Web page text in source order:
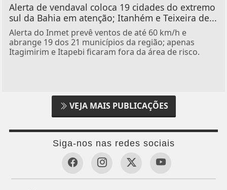
Alerta de vendaval coloca 19 cidades do extremo
sul da Bahia em atenção; Itanhém e Teixeira de...
Alerta do Inmet prevê ventos de até 60 km/h e
abrange 19 dos 21 municípios da região; apenas
Itagimirim e Itapebi ficaram fora da área de risco.
VEJA MAIS PUBLICAÇÕES
Siga-nos nas redes sociais